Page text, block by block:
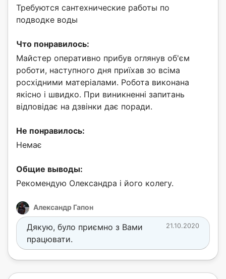
Требуются сантехнические работы по
подводке воды
Что понравилось:
Майстер оперативно прибув оглянув об'єм
роботи, наступного дня приїхав зо всіма
росхідними матеріалами. Робота виконана
якісно і швидко. При виникненні запитань
відповідає на дзвінки дає поради.
Не понравилось:
Немає
Общие выводы:
Рекомендую Олександра і його колегу.
Александр Гапон
21.10.2020
Дякую, було приємно з Вами
працювати.